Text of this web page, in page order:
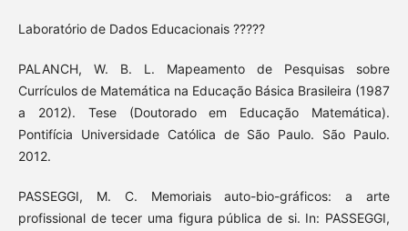
Laboratório de Dados Educacionais ?????
PALANCH, W. B. L. Mapeamento de Pesquisas sobre
Currículos de Matemática na Educação Básica Brasileira (1987
a 2012). Tese (Doutorado em Educação Matemática).
Pontifícia Universidade Católica de São Paulo. São Paulo.
2012.
PASSEGGI, M. C. Memoriais auto-bio-gráficos: a arte
profissional de tecer uma figura pública de si. In: PASSEGGI,